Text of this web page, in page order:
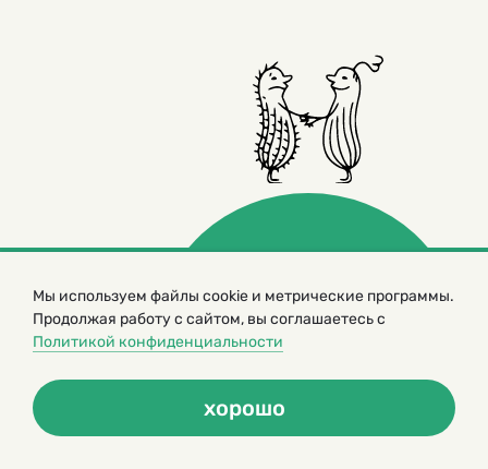
© 2000 – 2026. Кукумбер. Литературный иллюстрированный
журнал для детей
Копирование материалов возможно только с разрешения редакторов
Политика конфиденциальности
Мы используем файлы cookie и метрические программы.
Продолжая работу с сайтом, вы соглашаетесь с
Политикой конфиденциальности
хорошо